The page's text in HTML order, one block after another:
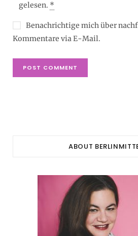
gelesen. *
Benachrichtige mich über
Kommentare via E-Mail.
ABOUT